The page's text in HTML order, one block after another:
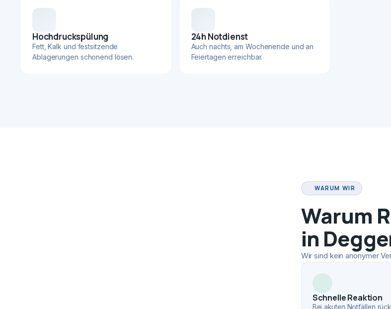
Hochdruckspülung
Fett, Kalk und festsitzende
Ablagerungen schonend lösen.
24h Notdienst
Auch nachts, am Wochenende und an
Feiertagen erreichbar.
WARUM WIR
Warum
in
Wir sind kein anonymer
Schnelle Reaktion
Bei akuten Notfällen